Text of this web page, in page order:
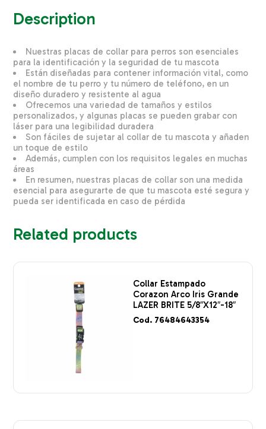
ENGRAVERS
Description
Nuestras placas de collar para perros son esenciales
para la identificación y la seguridad de tu mascota
Están diseñadas para contener información vital, como
el nombre de tu perro y tu número de teléfono, en un
diseño duradero y resistente al agua
Ofrecemos una variedad de tamaños y estilos
personalizados, y algunas placas se pueden grabar con
láser para una legibilidad duradera
Son fáciles de sujetar al collar de tu mascota y añaden
un toque de estilo
Además, cumplen con los requisitos legales en muchas
áreas
En resumen, nuestras placas de collar son una medida
esencial para asegurarte de que tu mascota esté segura y
pueda ser identificada en caso de pérdida
Related products
Collar Estampado
Corazon Arco Iris Grande
LAZER BRITE 5/8″X12″-18″
Cod. 76484643354